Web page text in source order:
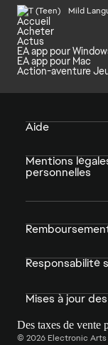
Mild
Accueil
Acheter
Actus
EA app pour
EA app pour Mac
Action-aventure
Aide
Mentions
personnelles
Responsabilité
Mises à jour
Des taxes de vente
© 2026 Electronic Arts